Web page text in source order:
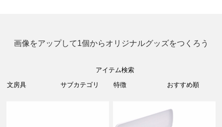
画像をアップして1個からオリジナルグッズをつくろう
アイテム検索